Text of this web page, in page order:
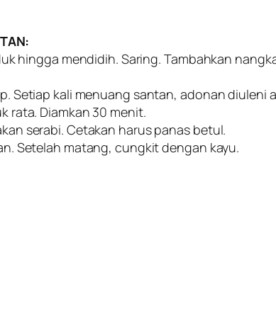
hingga mendidih. Saring. Tambahkan
Setiap kali menuang santan, adonan diuleni
rata. Diamkan 30 menit.
serabi. Cetakan harus panas betul.
Setelah matang, cungkit dengan kayu.